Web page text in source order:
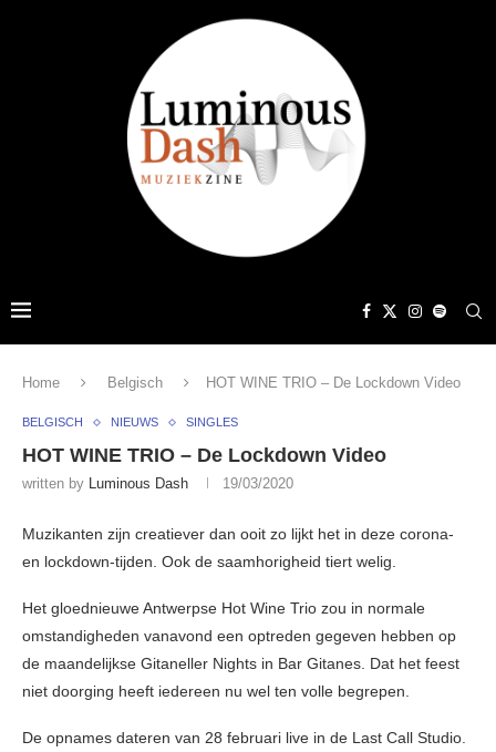
Home Belgisch HOT WINE TRIO – De Lockdown Video
BELGISCH NIEUWS SINGLES
HOT WINE TRIO – De Lockdown Video
written by Luminous Dash 19/03/2020
Muzikanten zijn creatiever dan ooit zo lijkt het in deze corona-
en lockdown-tijden. Ook de saamhorigheid tiert welig.
Het gloednieuwe Antwerpse Hot Wine Trio zou in normale
omstandigheden vanavond een optreden gegeven hebben op
de maandelijkse Gitaneller Nights in Bar Gitanes. Dat het feest
niet doorging heeft iedereen nu wel ten volle begrepen.
De opnames dateren van 28 februari live in de Last Call Studio.